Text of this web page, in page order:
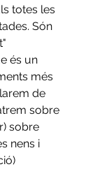
totes les
Són
és un
més
de
sobre
sobre
nens i